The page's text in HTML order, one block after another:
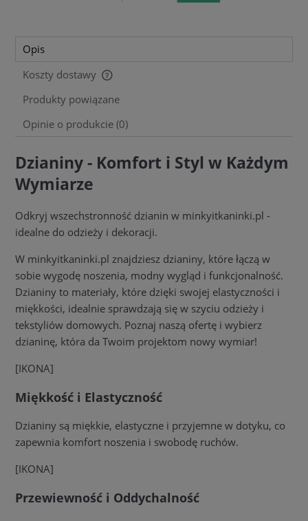
Opis
Koszty dostawy
Cena nie zawiera ewentualnych kosztów płatności
Produkty powiązane
Opinie o produkcie (0)
Dzianiny - Komfort i Styl w Każdym
Wymiarze
Odkryj wszechstronność dzianin w minkyitkaninki.pl -
idealne do odzieży i dekoracji.
W minkyitkaninki.pl znajdziesz dzianiny, które łączą w
sobie wygodę noszenia, modny wygląd i funkcjonalność.
Dzianiny to materiały, które dzięki swojej elastyczności i
miękkości, idealnie sprawdzają się w szyciu odzieży i
tekstyliów domowych. Poznaj naszą ofertę i wybierz
dzianinę, która da Twoim projektom nowy wymiar!
[IKONA]
Miękkość i Elastyczność
Dzianiny są miękkie, elastyczne i przyjemne w dotyku, co
zapewnia komfort noszenia i swobodę ruchów.
[IKONA]
Przewiewność i Oddychalność